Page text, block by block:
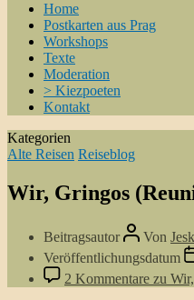
Home
Postkarten aus Prag
Workshops
Texte
Moderation
> Kiezpoeten
Kontakt
Kategorien
Alte Reisen Reiseblog
Wir, Gringos
Beitragsautor Von
Veröffentlichungsdatum
2 Kommentare zu